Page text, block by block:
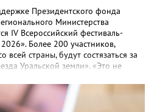
Президентского фонда
Министерства
IV Всероссийский фестиваль-
Более 200 участников,
всей страны, будут состязаться за
Уральской земли». «Это не
мастер-классы от ведущих
прошлых лет и
оргкомитет. Вход на все